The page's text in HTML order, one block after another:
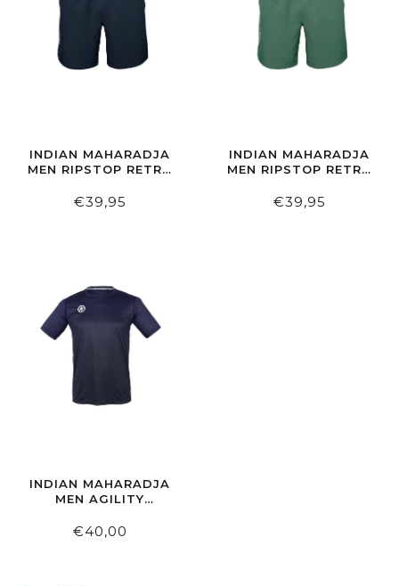
INDIAN MAHARADJA
MEN RIPSTOP RETRO
€39,95
INDIAN MAHARADJA
MEN RIPSTOP RETRO
€39,95
INDIAN MAHARADJA
MEN AGILITY
BLUE
€40,00